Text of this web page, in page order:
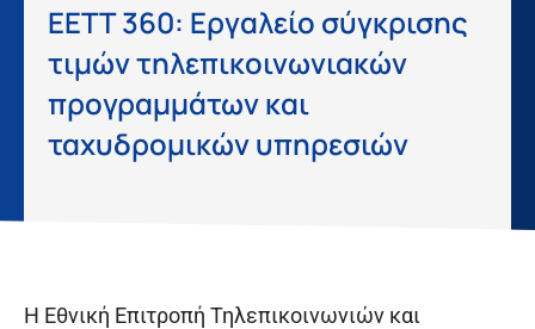
ΕΕΤΤ 360: Εργαλείο σύγκρισης
τιμών τηλεπικοινωνιακών
προγραμμάτων και
ταχυδρομικών υπηρεσιών
Η Εθνική Επιτροπή Τηλεπικοινωνιών και